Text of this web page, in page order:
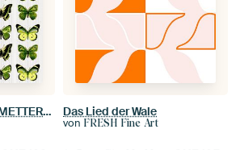
GRAFIKDRUCK SCHMETTERLINGE 6 Das Lied der Wale
von FRESH Fine Art